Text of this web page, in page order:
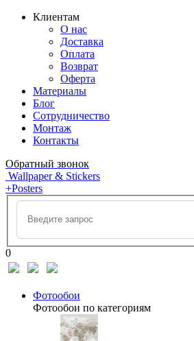
Клиентам
О нас
Доставка
Оплата
Возврат
Оферта
Материалы
Блог
Сотрудничество
Монтаж
Контакты
Обратный звонок
Wallpaper & Stickers
+Posters
0
Фотообои
Фотообои по категориям